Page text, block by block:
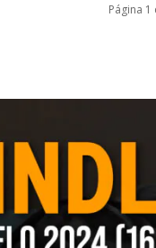
Página 1